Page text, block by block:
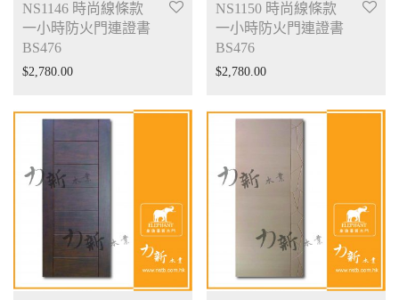
NS1146 時尚線條款
一小時防火門連證書
BS476
$2,780.00
NS1150 時尚線條款
一小時防火門連證書
BS476
$2,780.00